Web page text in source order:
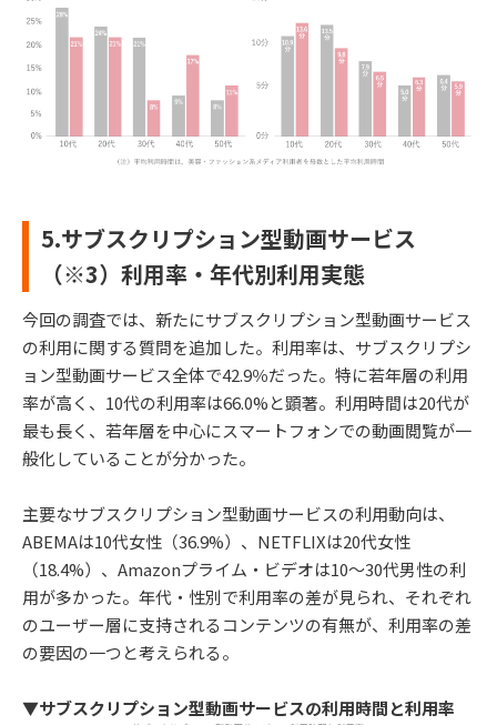
5.サブスクリプション型動画サービス
（※3）利用率・年代別利用実態
今回の調査では、新たにサブスクリプション型動画サービス
の利用に関する質問を追加した。利用率は、サブスクリプシ
ョン型動画サービス全体で42.9％だった。特に若年層の利用
率が高く、10代の利用率は66.0%と顕著。利用時間は20代が
最も長く、若年層を中心にスマートフォンでの動画閲覧が一
般化していることが分かった。
主要なサブスクリプション型動画サービスの利用動向は、
ABEMAは10代女性（36.9%）、NETFLIXは20代女性
（18.4%）、Amazonプライム・ビデオは10〜30代男性の利
用が多かった。年代・性別で利用率の差が見られ、それぞれ
のユーザー層に支持されるコンテンツの有無が、利用率の差
の要因の一つと考えられる。
▼サブスクリプション型動画サービスの利用時間と利用率